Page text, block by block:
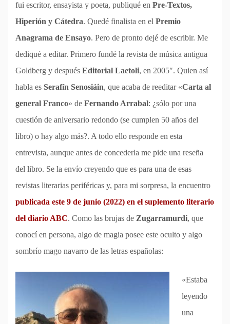
fui escritor, ensayista y poeta, publiqué en Pre-Textos,
Hiperión y Cátedra. Quedé finalista en el Premio
Anagrama de Ensayo. Pero de pronto dejé de escribir. Me
dediqué a editar. Primero fundé la revista de música antigua
Goldberg y después Editorial Laetoli, en 2005″. Quien así
habla es Serafín Senosiáin, que acaba de reeditar «Carta al
general Franco» de Fernando Arrabal: ¿sólo por una
cuestión de aniversario redondo (se cumplen 50 años del
libro) o hay algo más?. A todo ello responde en esta
entrevista, aunque antes de concederla me pide una reseña
del libro. Se la envío creyendo que es para una de esas
revistas literarias periféricas y, para mi sorpresa, la encuentro
publicada este 9 de junio (2022) en el suplemento literario
del diario ABC. Como las brujas de Zugarramurdi, que
conocí en persona, algo de magia posee este oculto y algo
sombrío mago navarro de las letras españolas:
«Estaba
leyendo
una